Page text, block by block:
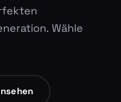
Wähle